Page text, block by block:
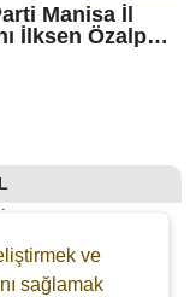
Manisa İl
İlksen Özalper
ve
sağlamak